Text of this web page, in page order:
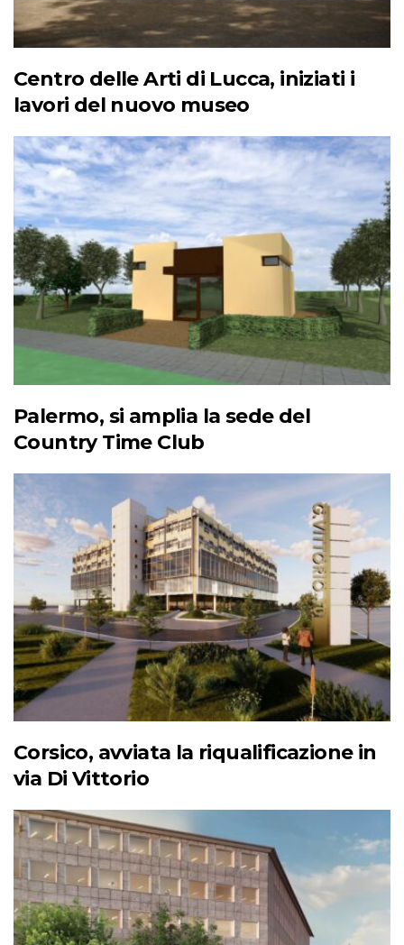
Centro delle Arti di Lucca, iniziati i
lavori del nuovo museo
Palermo, si amplia la sede del
Country Time Club
Corsico, avviata la riqualificazione in
via Di Vittorio